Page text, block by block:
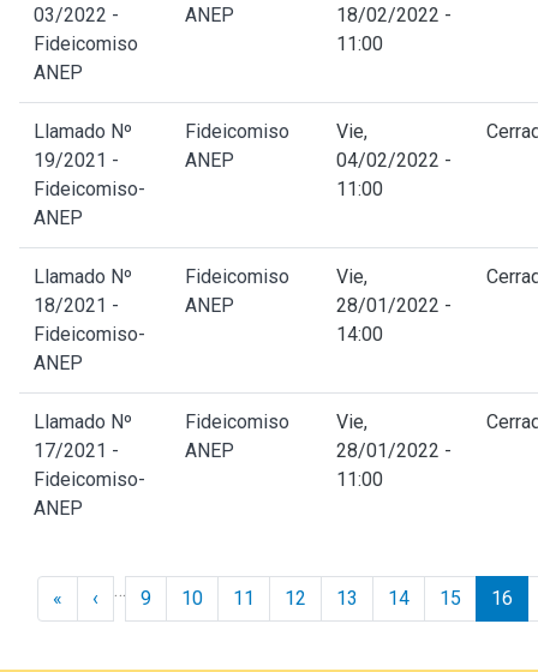
03/2022 -
Fideicomiso
ANEP
ANEP
18/02/2022 -
11:00
Llamado Nº
19/2021 -
Fideicomiso-
ANEP
Fideicomiso
ANEP
Vie,
04/02/2022 -
11:00
Llamado Nº
18/2021 -
Fideicomiso-
ANEP
Fideicomiso
ANEP
Vie,
28/01/2022 -
14:00
Llamado Nº
17/2021 -
Fideicomiso-
ANEP
Fideicomiso
ANEP
Vie,
28/01/2022 -
11:00
Paginación
« « Inicio
‹ ‹ Anterior
… 9 10 11 12 13 14 15 16